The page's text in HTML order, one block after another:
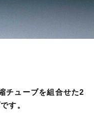
チューブを組合せた2
す。